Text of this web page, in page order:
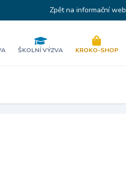
Zpět na informační web
ŠKOLNÍ VÝZVA KROKO-SHOP